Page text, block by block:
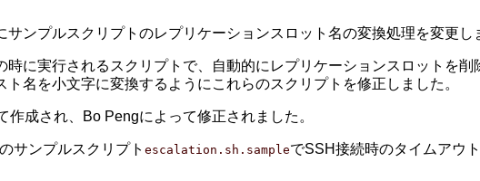
サンプルスクリプトのレプリケーションスロット名の変換処理を変更し
に実行されるスクリプトで、自動的にレプリケーションスロットを
名を小文字に変換するようにこれらのスクリプトを修正しました。
成され、Bo Pengによって修正されました。
サンプルスクリプトescalation.sh.sampleでSSH接続時のタイムアウ